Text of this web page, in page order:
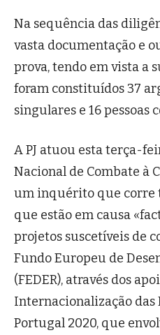
Na sequência das
vasta documentação e
prova, tendo em vista a
foram constituídos 37
singulares e 16 pessoas
A PJ atuou esta terça-
Nacional de Combate à
um inquérito que corre
que estão em causa
projetos suscetíveis de
Fundo Europeu de
(FEDER), através dos
Internacionalização das
Portugal 2020, que